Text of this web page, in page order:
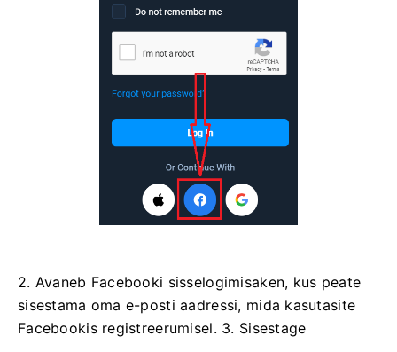
2. Avaneb Facebooki sisselogimisaken, kus peate
sisestama oma e-posti aadressi, mida kasutasite
Facebookis registreerumisel. 3. Sisestage